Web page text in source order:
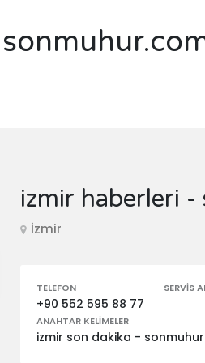
izmir haberleri
İzmir
TELEFON
+90 552 595 88 77
SERVIS
ANAHTAR KELIMELER
izmir son dakika -